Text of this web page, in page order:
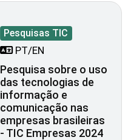
Pesquisas TIC
PT/EN
Pesquisa sobre o uso
das tecnologias de
informação e
comunicação nas
empresas brasileiras
- TIC Empresas 2024